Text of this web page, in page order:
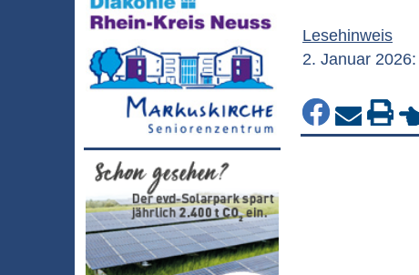
Lesehinweis
2. Januar 2026: